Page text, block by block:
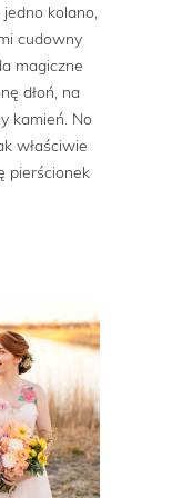
kolano,
cudowny
magiczne
dłoń, na
kamień. No
właściwie
pierścionek